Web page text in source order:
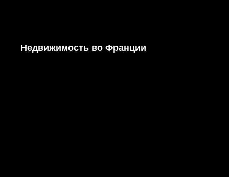
Недвижимость во Франции